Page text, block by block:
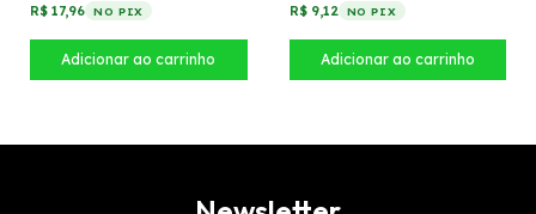
R$ 17,96 NO PIX R$ 9,12 NO PIX